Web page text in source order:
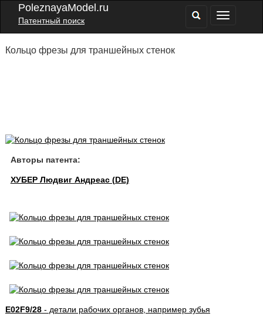
PoleznayaModel.ru
Патентный поиск
Кольцо фрезы для траншейных стенок
Авторы патента:
ХУБЕР Людвиг Андреас (DE)
E02F9/28- детали рабочих органов, например зубья